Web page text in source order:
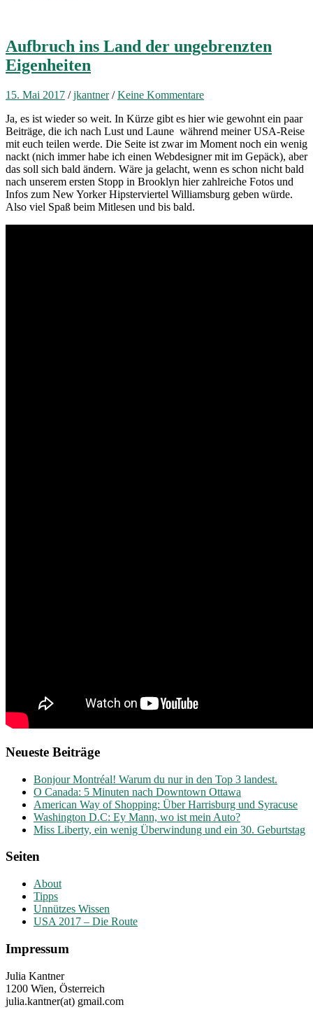
Aufbruch ins Land der ungebrenzten
Eigenheiten
15. Mai 2017 /jkantner /Keine Kommentare
Ja, es ist wieder so weit. In Kürze gibt es hier wie gewohnt ein paar
Beiträge, die ich nach Lust und Laune während meiner USA-Reise
mit euch teilen werde. Die Seite ist zwar im Moment noch ein wenig
nackt (nich immer habe ich einen Webdesigner mit im Gepäck), aber
das soll sich bald ändern. Wäre ja gelacht, wenn es schon nicht bald
nach unserem ersten Stopp in Brooklyn hier zahlreiche Fotos und
Infos zum New Yorker Hipsterviertel Williamsburg geben würde.
Also viel Spaß beim Mitlesen und bis bald.
Neueste Beiträge
Bonjour Montréal! Warum du nur in den Top 3 landest.
O Canada: 5 Minuten nach Downtown Ottawa
American Way of Shopping: Über Harrisburg und Syracuse
Washington D.C: Ey Mann, wo ist mein Auto?
Miss Liberty, ein wenig Überwindung und ein 30. Geburtstag
Seiten
About
Tipps
Unnützes Wissen
USA 2017 – Die Route
Impressum
Julia Kantner
1200 Wien, Österreich
julia.kantner(at) gmail.com